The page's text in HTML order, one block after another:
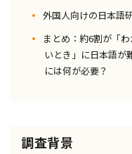
外国人向けの日本語
まとめ：約6割が「
いとき」に日本語が
には何が必要？
調査背景